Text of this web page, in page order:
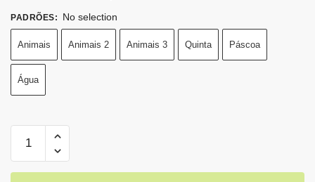
PADRÕES: No selection
Animais Animais 2 Animais 3 Quinta Páscoa
Água